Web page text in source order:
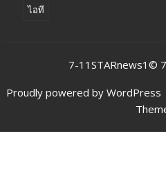
ไอที
7-11STARnews1©
Proudly powered by WordPress